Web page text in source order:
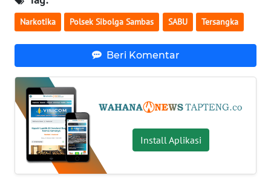
Narkotika Polsek Sibolga Sambas SABU Tersangka
Beri Komentar
Install Aplikasi
WN
NUSANTARA
JOGJA
WN
JATIM
WN
BALI